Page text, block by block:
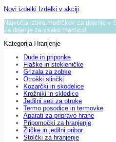
Novi izdelki Izdelki v akciji
Največja izbira modrčkov za dojenje v
za dojenje za vsako mamico!
Kategorija Hranjenje
Dude in priponke
Flaške in stekleničke
Grizala za zobke
Otroški slinčki
Kozarčki in skodelice
Krožniki in skledice
Jedilni seti za otroke
Termo posodice in termovke
Aparati za pripravo hrane
Pripomočki za hranjenje
Žličke in jedilni pribor
Stolčki za hranjenje